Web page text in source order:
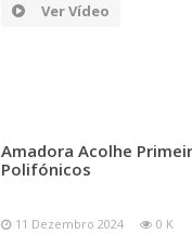
Ver Vídeo
Amadora Acolhe
Polifónicos
11 Dezembro 2024 0 K